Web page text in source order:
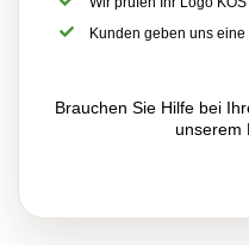
Kunden geben uns
Brauchen Sie Hilfe bei
unserem